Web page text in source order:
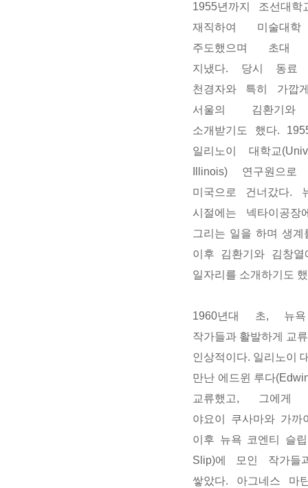
1955년까지 조선대학
재직하여 미술대
주도했으며 초대
지냈다. 당시 동료
천경자와 특히 가깝
서울의 김환기와
소개받기도 했다.
일리노이 대학교
Illinois) 연구원으로
미국으로 건너갔다.
시절에는 넥타이공장
그리는 일을 하며 생계
이후 김환기와 김창열
일자리를 소개하기도
1960년대 초, 뉴
작가들과 활발하게 교
인상적이다. 일리노이
만난 에드윈 루다
교류했고, 그에게
야요이 쿠사마와 가까
이후 뉴욕 코엔티 슬
Slip)에 모인 작가들
쌓았다. 아그네스 마